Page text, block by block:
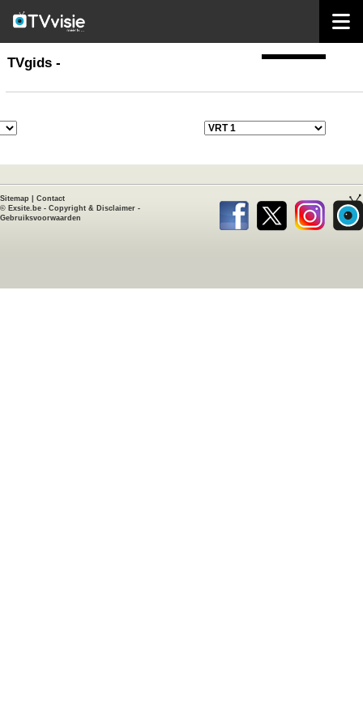
TVgids
TVgids -
Sitemap
Contact
© Exsite.be - Copyright & Disclaimer -
Gebruiksvoorwaarden